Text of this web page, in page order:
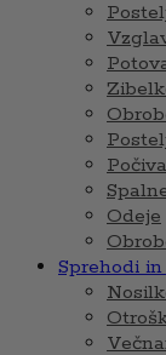
Odeje
Sprehodi